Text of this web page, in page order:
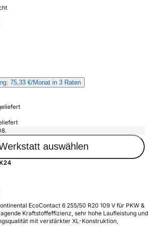
75,33 €/Monat in 3 Raten
auswählen
EcoContact 6 255/50 R20 109 V für PKW &
Kraftstoffeffizienz, sehr hohe Laufleistung und
mit verstärkter XL-Konstruktion,